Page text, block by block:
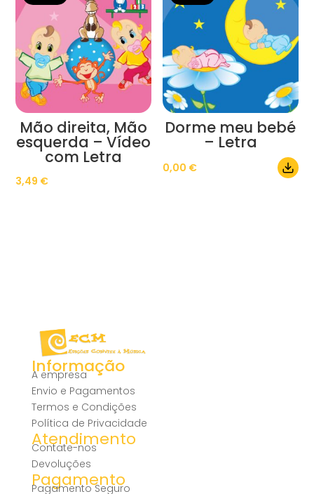
Mão direita, Mão
esquerda – Vídeo
com Letra
3,49 €
Dorme meu bebé
– Letra
0,00 €
Informação
A empresa
Envio e Pagamentos
Termos e Condições
Política de Privacidade
Atendimento
Contate-nos
Devoluções
Pagamento
Pagamento Seguro